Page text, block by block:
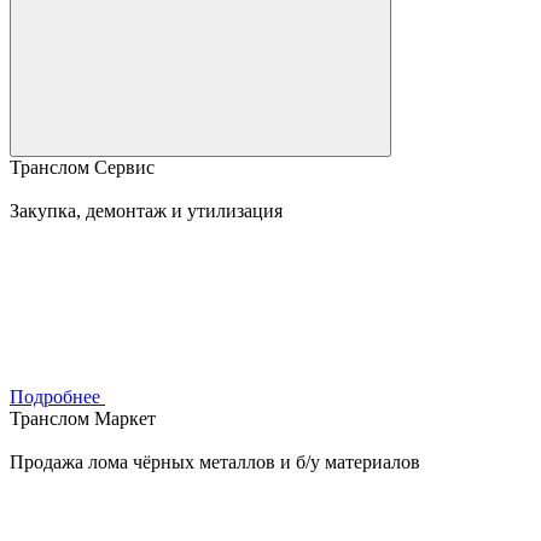
Транслом Сервис
Закупка, демонтаж и утилизация
Подробнее
Транслом Маркет
Продажа лома чёрных металлов и б/у материалов